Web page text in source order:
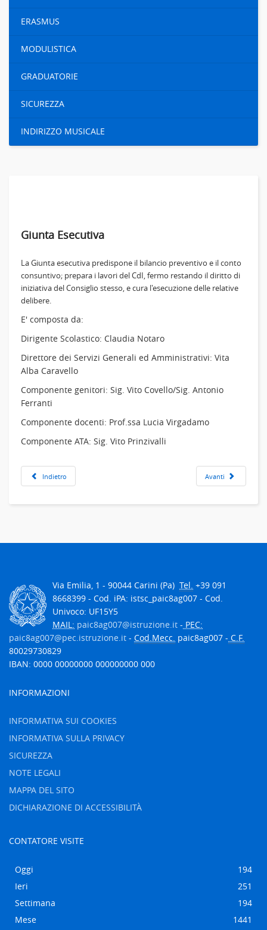
ERASMUS
MODULISTICA
GRADUATORIE
SICUREZZA
INDIRIZZO MUSICALE
Giunta Esecutiva
La Giunta esecutiva predispone il bilancio preventivo e il conto
consuntivo; prepara i lavori del CdI, fermo restando il diritto di
iniziativa del Consiglio stesso, e cura l'esecuzione delle relative
delibere.
E' composta da:
Dirigente Scolastico: Claudia Notaro
Direttore dei Servizi Generali ed Amministrativi: Vita
Alba Caravello
Componente genitori: Sig. Vito Covello/Sig. Antonio
Ferranti
Componente docenti: Prof.ssa Lucia Virgadamo
Componente ATA: Sig. Vito Prinzivalli
Indietro Avanti
Via Emilia, 1 - 90044 Carini (Pa) Tel. +39 091
8668399 - Cod. iPA: istsc_paic8ag007 - Cod.
Univoco: UF15Y5
MAIL: paic8ag007@istruzione.it - PEC:
paic8ag007@pec.istruzione.it - Cod.Mecc. paic8ag007 - C.F.
80029730829
IBAN: 0000 00000000 000000000 000
INFORMAZIONI
INFORMATIVA SUI COOKIES
INFORMATIVA SULLA PRIVACY
SICUREZZA
NOTE LEGALI
MAPPA DEL SITO
DICHIARAZIONE DI ACCESSIBILITÀ
CONTATORE VISITE
Oggi
194
Ieri
251
Settimana
194
Mese
1441